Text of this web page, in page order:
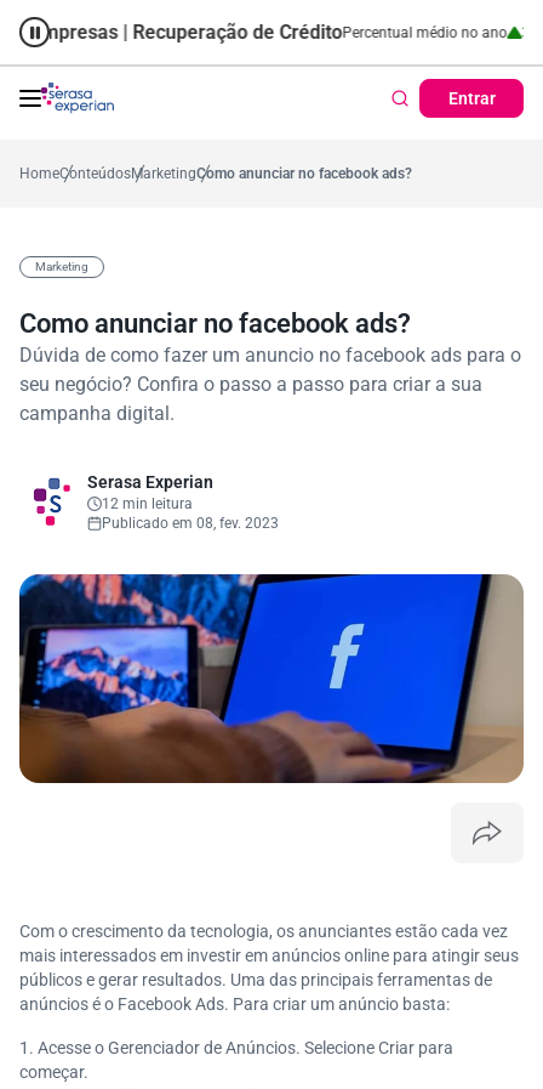
| Recuperação de CréditoPercentual médio no ano 38,7%
Entrar
Percentual no mês 53,7% Cartão de Crédito | Cadastro
HomeConteúdosMarketingComo anunciar no facebook ads?
Marketing
Como anunciar no facebook ads?
Dúvida de como fazer um anuncio no facebook ads para o
seu negócio? Confira o passo a passo para criar a sua
campanha digital.
Serasa Experian
12 min leitura
Publicado em 08, fev. 2023
Com o crescimento da tecnologia, os anunciantes estão cada vez
mais interessados em investir em anúncios online para atingir seus
públicos e gerar resultados. Uma das principais ferramentas de
anúncios é o Facebook Ads. Para criar um anúncio basta:
Acesse o Gerenciador de Anúncios. Selecione Criar para
começar.